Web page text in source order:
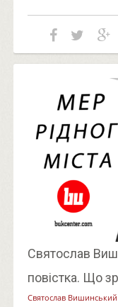
Святослав
повістка. Що
Святослав Вишинський